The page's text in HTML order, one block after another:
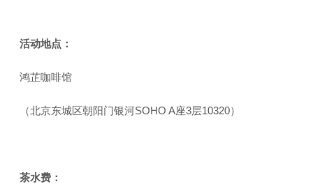
活动地点：
鸿芷咖啡馆
（北京东城区朝阳门银河SOHO A座3层10320）
茶水费：